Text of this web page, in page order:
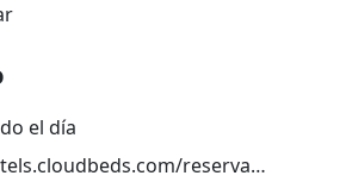
el día
reservation/3JQy2G?promo=VISITLAREVU